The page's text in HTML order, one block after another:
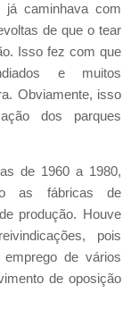
já caminhava com
de que o tear
Isso fez com que
e muitos
Obviamente, isso
dos parques
de 1960 a 1980,
as fábricas de
produção. Houve
pois
de vários
de oposição